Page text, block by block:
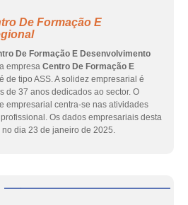
De Formação E
De Formação E Desenvolvimento
empresa Centro De Formação E
é de tipo ASS. A solidez empresarial é
de 37 anos dedicados ao sector. O
empresarial centra-se nas atividades
Os dados empresariais desta
dia 23 de janeiro de 2025.